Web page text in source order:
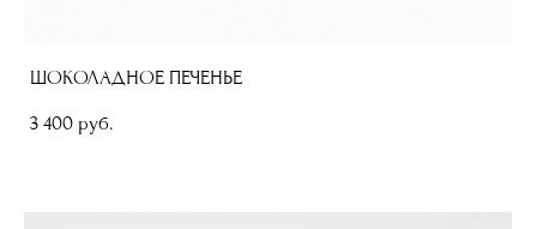
ШОКОЛАДНОЕ ПЕЧЕНЬЕ
3 400 pуб.